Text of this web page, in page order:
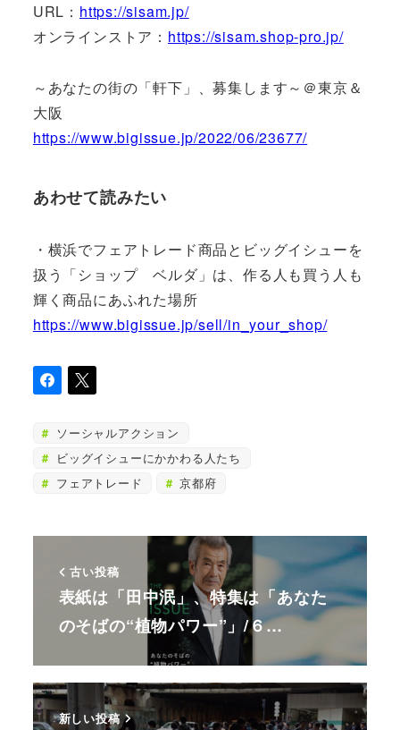
URL： https://sisam.jp/
オンラインストア： https://sisam.shop-pro.jp/
～あなたの街の「軒下」、募集します～＠東京＆
大阪
https://www.bigissue.jp/2022/06/23677/
あわせて読みたい
・横浜でフェアトレード商品とビッグイシューを
扱う「ショップ ベルダ」は、作る人も買う人も
輝く商品にあふれた場所
https://www.bigissue.jp/sell/in_your_shop/
ソーシャルアクション
ビッグイシューにかかわる人たち
フェアトレード
京都府
古い投稿
表紙は「田中泯」、特集は「あなた
のそばの“植物パワー”」/６…
新しい投稿